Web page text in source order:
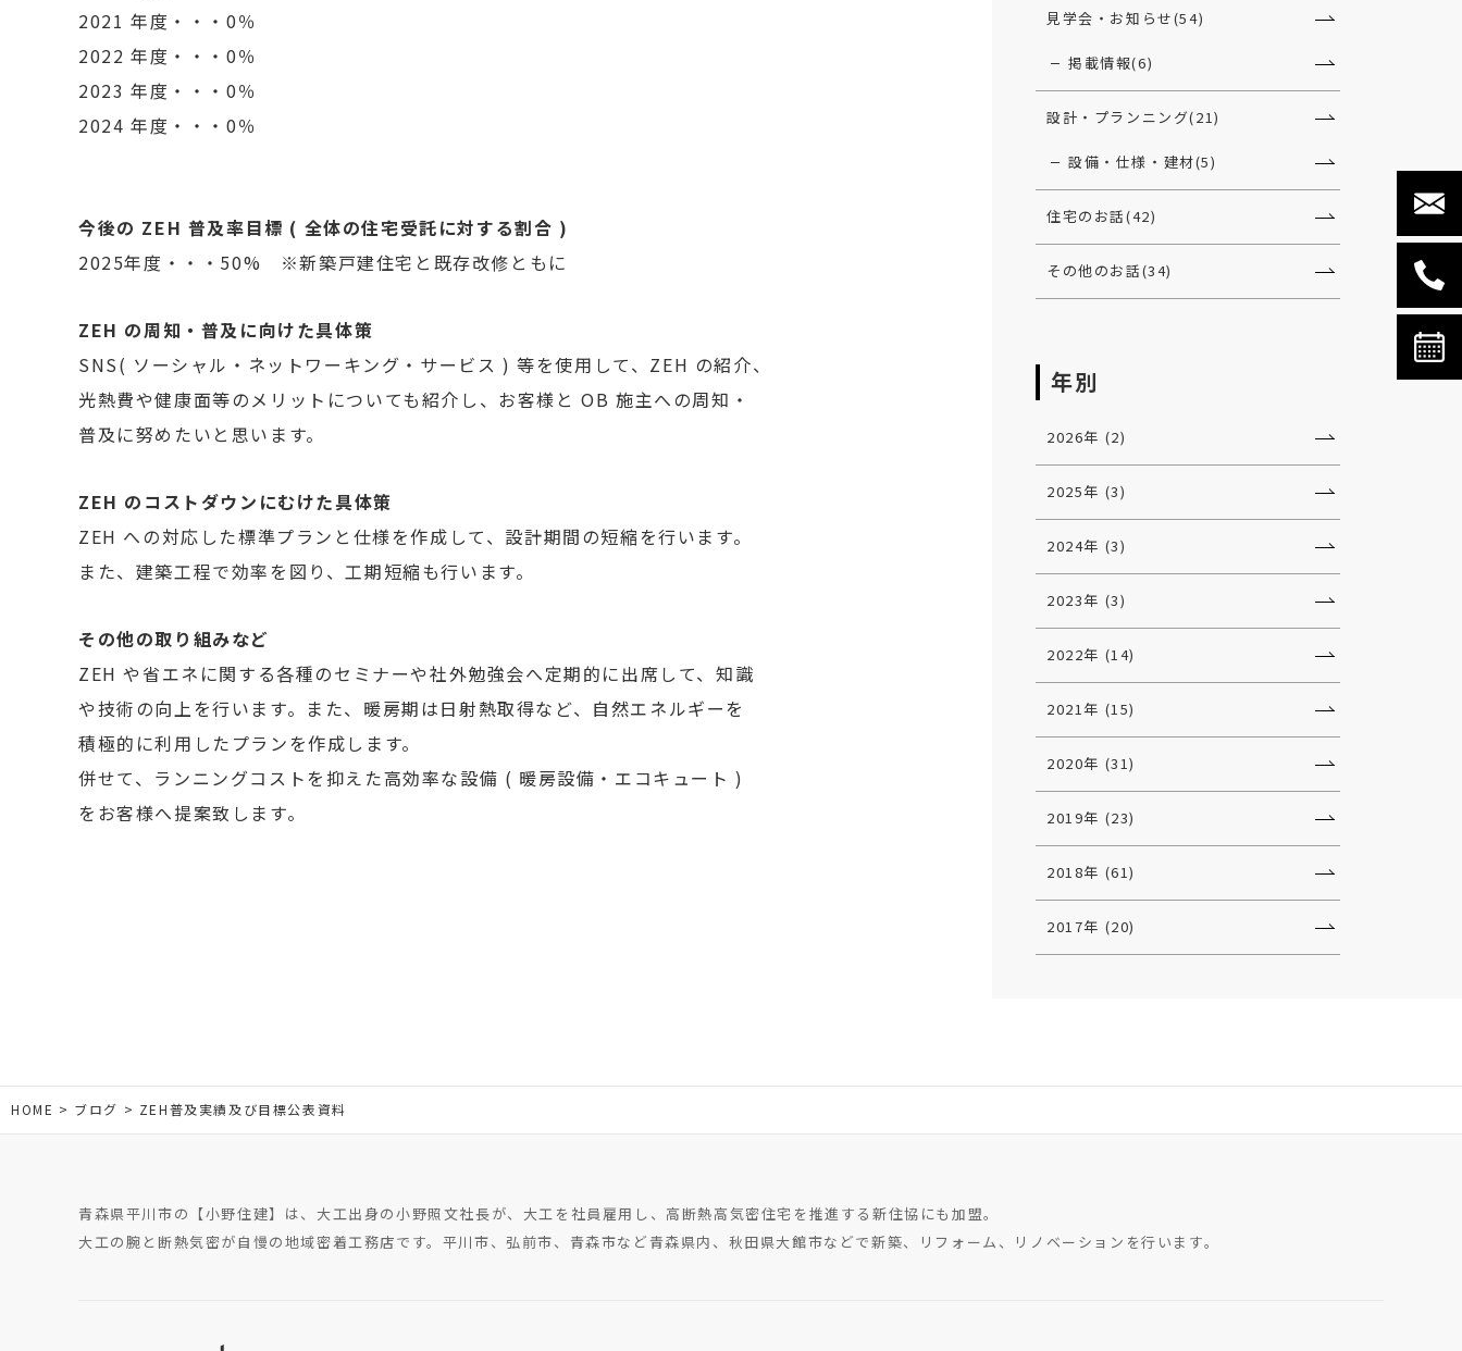
2021 年度・・・0％
2022 年度・・・0％
2023 年度・・・0％
2024 年度・・・0％
今後の ZEH 普及率目標 ( 全体の住宅受託に対する割合 )
2025年度・・・50% ※新築戸建住宅と既存改修ともに
ZEH の周知・普及に向けた具体策
SNS( ソーシャル・ネットワーキング・サービス ) 等を使用して、ZEH の紹介、
光熱費や健康面等のメリットについても紹介し、お客様と OB 施主への周知・
普及に努めたいと思います。
ZEH のコストダウンにむけた具体策
ZEH への対応した標準プランと仕様を作成して、設計期間の短縮を行います。
また、建築工程で効率を図り、工期短縮も行います。
その他の取り組みなど
ZEH や省エネに関する各種のセミナーや社外勉強会へ定期的に出席して、知識
や技術の向上を行います。また、暖房期は日射熱取得など、自然エネルギーを
積極的に利用したプランを作成します。
併せて、ランニングコストを抑えた高効率な設備 ( 暖房設備・エコキュート )
をお客様へ提案致します。
見学会・お知らせ(54)
掲載情報(6)
設計・プランニング(21)
設備・仕様・建材(5)
住宅のお話(42)
その他のお話(34)
年別
2026年 (2)
2025年 (3)
2024年 (3)
2023年 (3)
2022年 (14)
2021年 (15)
2020年 (31)
2019年 (23)
2018年 (61)
2017年 (20)
HOME ブログ ZEH普及実績及び目標公表資料
青森県平川市の【小野住建】は、大工出身の小野照文社長が、大工を社員雇用し、高断熱高気密住宅を推進する新住協にも加盟。
大工の腕と断熱気密が自慢の地域密着工務店です。平川市、弘前市、青森市など青森県内、秋田県大館市などで新築、リフォーム、リノベーションを行います。